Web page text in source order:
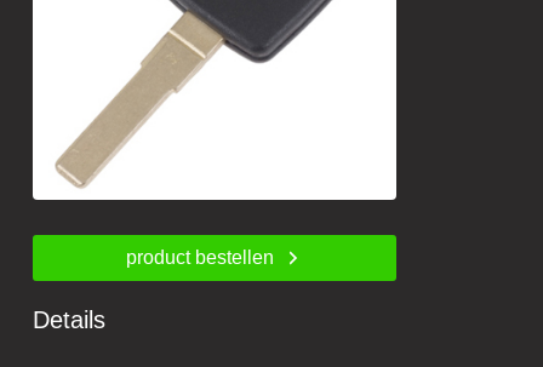
product bestellen
Details